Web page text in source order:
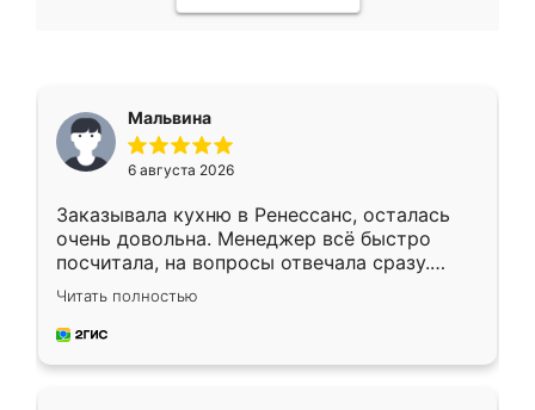
Мальвина
6 августа 2026
Заказывала кухню в Ренессанс, осталась
очень довольна. Менеджер всё быстро
посчитала, на вопросы отвечала сразу.
Замерщик приехал в субботу, подошёл к
делу со всей ответственностью. Собрали
за день, ребята работали аккуратно, даже
Читать полностью